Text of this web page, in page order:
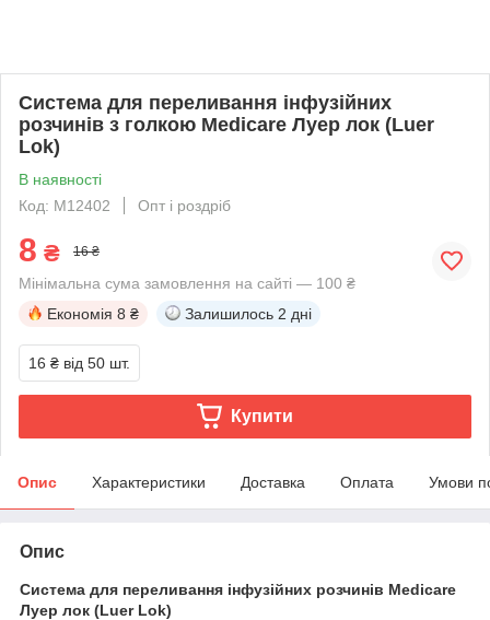
Система для переливання інфузійних
розчинів з голкою Medicare Луер лок (Luer
Lok)
В наявності
Код: M12402
Опт і роздріб
8 ₴ 16 ₴
Мінімальна сума замовлення на сайті — 100 ₴
Економія 8 ₴ Залишилось 2 дні
16 ₴ від 50 шт.
Купити
Опис Характеристики Доставка Оплата Умови
Опис
Система для переливання інфузійних розчинів Medicare
Луер лок (Luer Lok)